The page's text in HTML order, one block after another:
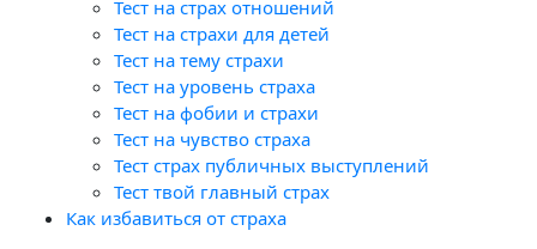
Тест на страх отношений
Тест на страхи для детей
Тест на тему страхи
Тест на уровень страха
Тест на фобии и страхи
Тест на чувство страха
Тест страх публичных выступлений
Тест твой главный страх
Как избавиться от страха